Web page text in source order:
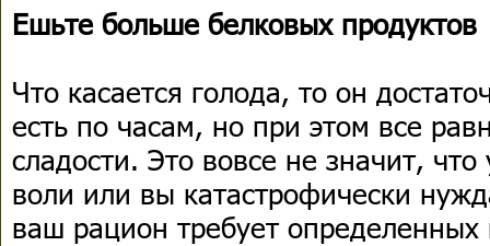
Ешьте больше белковых продуктов
Что касается голода, то он
есть по часам, но при этом все
сладости. Это вовсе не значит,
воли или вы катастрофически
ваш рацион требует определенных